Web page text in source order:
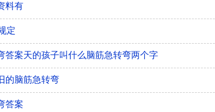
料有
定
答案天的孩子叫什么脑筋急转弯两个字
的脑筋急转弯
答案